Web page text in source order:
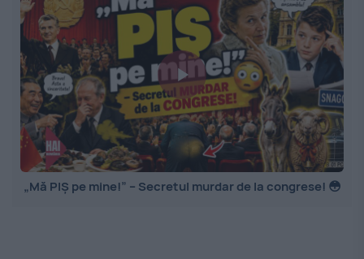
„Mă PIȘ pe mine!” – Secretul murdar de la congrese! 😳